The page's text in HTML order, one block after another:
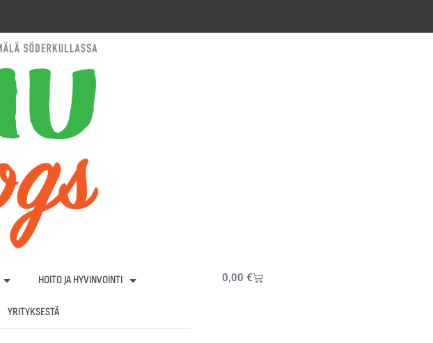
HOITO JA HYVINVOINTI
YRITYKSESTÄ
0,00 €Cart